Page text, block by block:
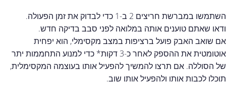
השתמשו במברשת חריצים 2 ב-1 כדי לבדוק את זמן הפעולה.
ודאו שאתם טוענים אותה במלואה לפני סבב בדיקה חדש.
אם שואב האבק פועל ברציפות במצב מקסימלי, הוא יפחית
אוטומטית את ההספק לאחר כ-3 דקות* כדי למנוע התחממות יתר
של הסוללה. אם תרצו להמשיך להפעיל אותו בעוצמה המקסימלית,
תוכלו לכבות אותו ולהפעיל אותו שוב.